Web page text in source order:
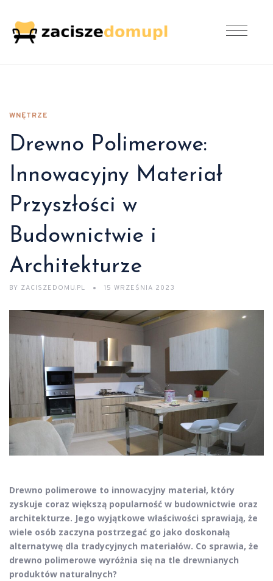
WNĘTRZE
Drewno Polimerowe:
Innowacyjny Materiał
Przyszłości w
Budownictwie i
Architekturze
BY ZACISZEDOMU.PL 15 WRZEŚNIA 2023
Drewno polimerowe to innowacyjny materiał, który
zyskuje coraz większą popularność w budownictwie oraz
architekturze. Jego wyjątkowe właściwości sprawiają, że
wiele osób zaczyna postrzegać go jako doskonałą
alternatywę dla tradycyjnych materiałów. Co sprawia, że
drewno polimerowe wyróżnia się na tle drewnianych
produktów naturalnych?